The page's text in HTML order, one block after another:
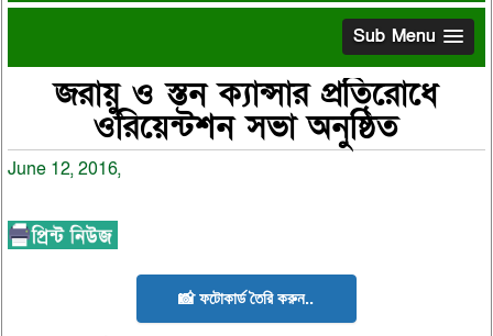
Sub Menu
জরায়ু ও স্তন ক্যান্সার প্রতিরোধে
ওরিয়েন্টশন সভা অনুষ্ঠিত
June 12, 2016,
📸 ফটোকার্ড তৈরি করুন..